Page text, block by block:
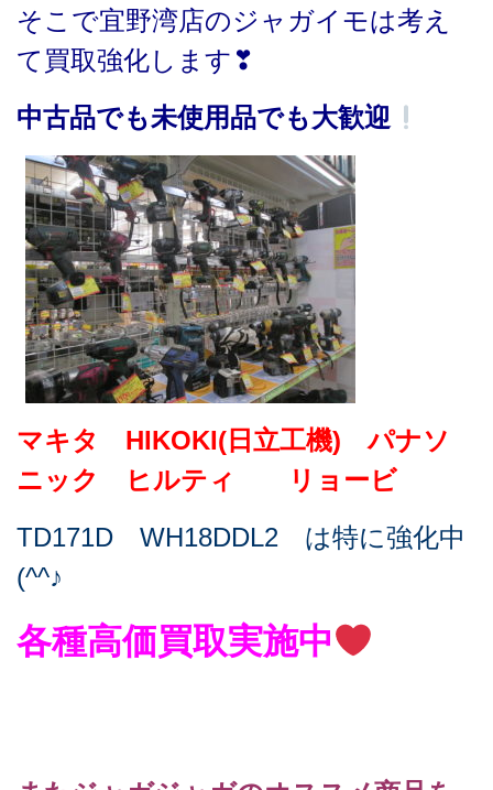
そこで宜野湾店のジャガイモは考え
て買取強化します❣
中古品でも未使用品でも大歓迎
マキタ HIKOKI(日立工機) パナソ
ニック ヒルティ リョービ
TD171D WH18DDL2 は特に強化中
(^^♪
各種高価買取実施中